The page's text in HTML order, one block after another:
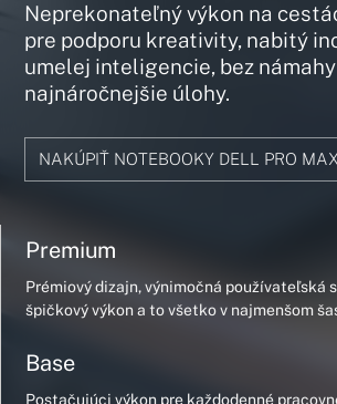
Neprekonateľný výkon na
pre podporu kreativity, nabitý
umelej inteligencie, bez
najnáročnejšie úlohy.
NAKÚPIŤ NOTEBOOKY DELL PRO MAX
Premium
Prémiový dizajn, výnimočná používateľská
špičkový výkon a to všetko v najmenšom
Base
Postačujúci výkon pre každodenné